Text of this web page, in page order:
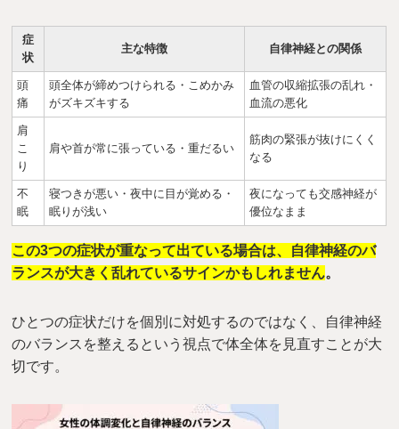
症
状
主な特徴 自律神経との関係
頭
痛
頭全体が締めつけられる・こめかみ
がズキズキする
血管の収縮拡張の乱れ・
血流の悪化
肩
こ
り
肩や首が常に張っている・重だるい
筋肉の緊張が抜けにくく
なる
不
眠
寝つきが悪い・夜中に目が覚める・
眠りが浅い
夜になっても交感神経が
優位なまま
この3つの症状が重なって出ている場合は、自律神経のバ
ランスが大きく乱れているサインかもしれません。
ひとつの症状だけを個別に対処するのではなく、自律神経
のバランスを整えるという視点で体全体を見直すことが大
切です。